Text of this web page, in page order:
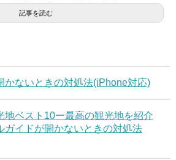
記事を読む
かないときの対処法(iPhone対応)
地ベスト10ー最高の観光地を紹介
ガイドが開かないときの対処法